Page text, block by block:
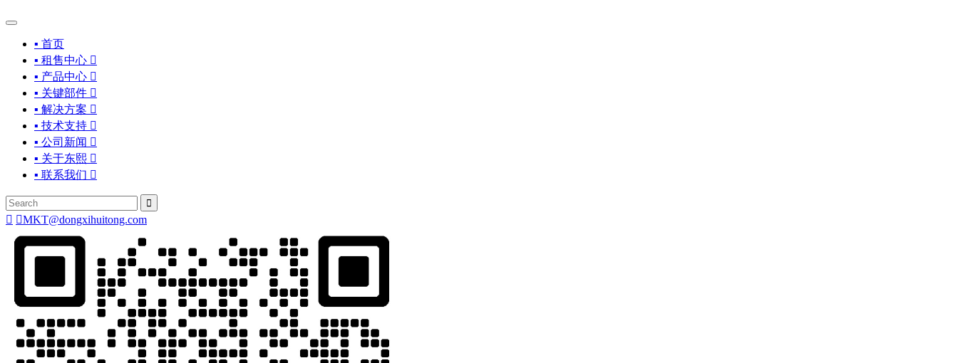
▪ 首页
▪ 租售中心 
▪ 产品中心 
▪ 关键部件 
▪ 解决方案 
▪ 技术支持 
▪ 公司新闻 
▪ 关于东熙 
▪ 联系我们 

 MKT@dongxihuitong.com